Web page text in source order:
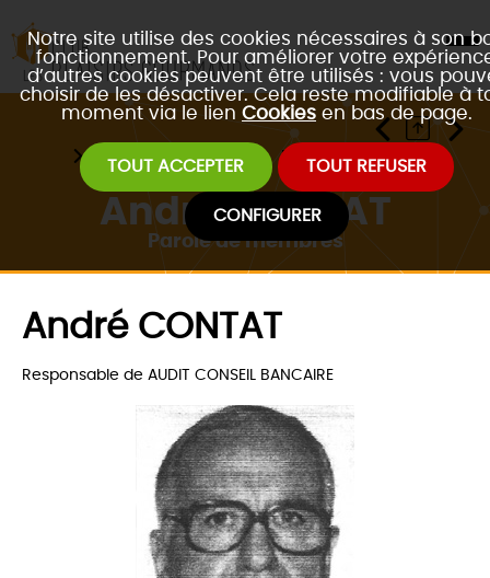
Notre site utilise des cookies nécessaires à son
fonctionnement. Pour améliorer votre
d’autres cookies peuvent être utilisés : vous
choisir de les désactiver. Cela reste modifiable à
moment via le lien Cookies en bas de page.
TOUT ACCEPTER TOUT REFUSER
CONFIGURER
Accueil Le réseau Parole de membres
André CONTAT
Parole de membres
André CONTAT
Responsable de AUDIT CONSEIL BANCAIRE